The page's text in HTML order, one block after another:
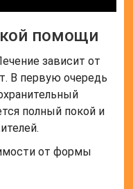
помощи
зависит от
В первую очередь
полный покой и
от формы